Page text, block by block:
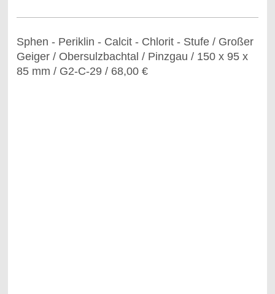
Sphen - Periklin - Calcit - Chlorit - Stufe / Großer
Geiger / Obersulzbachtal / Pinzgau / 150 x 95 x
85 mm / G2-C-29 / 68,00 €